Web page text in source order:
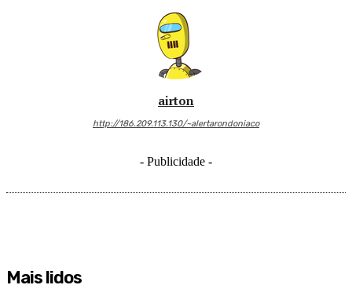
airton
http://186.209.113.130/~alertarondoniaco
- Publicidade -
Mais lidos